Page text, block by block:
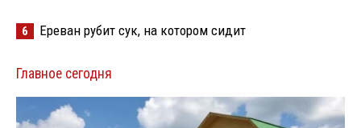
6 Ереван рубит сук, на котором сидит
Главное сегодня